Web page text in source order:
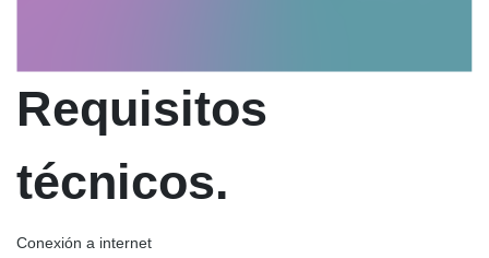
Requisitos
técnicos.
Conexión a internet